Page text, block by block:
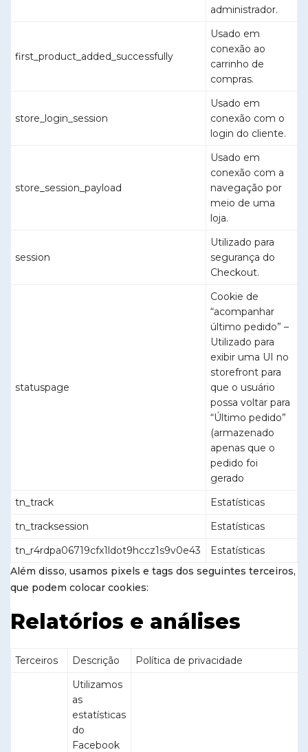
administrador.
first_product_added_successfully
Usado em
conexão ao
carrinho de
compras.
store_login_session
Usado em
conexão com o
login do cliente.
store_session_payload
Usado em
conexão com a
navegação por
meio de uma
loja.
session
Utilizado para
segurança do
Checkout.
statuspage
Cookie de
“acompanhar
último pedido” –
Utilizado para
exibir uma UI no
storefront para
que o usuário
possa voltar para
“Último pedido”
(armazenado
apenas que o
pedido foi
gerado
tn_track
Estatísticas
tn_tracksession
Estatísticas
tn_r4rdpa06719cfx1ldot9hccz1s9v0e43
Estatísticas
Além disso, usamos pixels e tags dos seguintes terceiros,
que podem colocar cookies:
Relatórios e análises
Terceiros Descrição Política de privacidade
Utilizamos
as
estatísticas
do
Facebook